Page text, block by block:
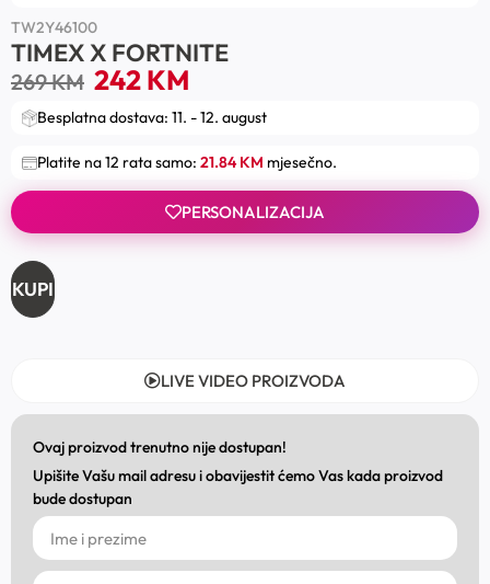
TW2Y46100
TIMEX X FORTNITE
269KM 242KM
Besplatna dostava: 11. - 12. august
Platite na 12 rata samo: 21.84 KM mjesečno.
PERSONALIZACIJA
KUPI
LIVE VIDEO PROIZVODA
Ovaj proizvod trenutno nije dostupan!
Upišite Vašu mail adresu i obavijestit ćemo Vas kada proizvod
bude dostupan